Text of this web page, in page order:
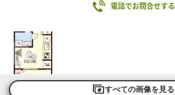
電話でお問合せする
すべての画像を見る